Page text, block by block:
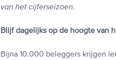
van het cijferseizoen.
Blijf dagelijks op de hoogte van
Bijna 10.000 beleggers krijgen